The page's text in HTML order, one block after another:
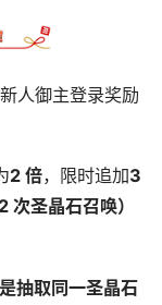
人御主登录奖励
2 倍，限时追加3
圣晶石召唤）
抽取同一圣晶石